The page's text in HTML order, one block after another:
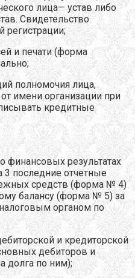
лица— устав либо
Свидетельство
регистрации;
и печати (форма
полномочия лица,
имени организации при
кредитные
финансовых результатах
последние отчетные
средств (форма № 4)
балансу (форма № 5) за
органом по
и кредиторской
дебиторов и
долга по ним);